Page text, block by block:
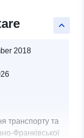
keyboard_arrow_up
2018
транспорту та
Франківської